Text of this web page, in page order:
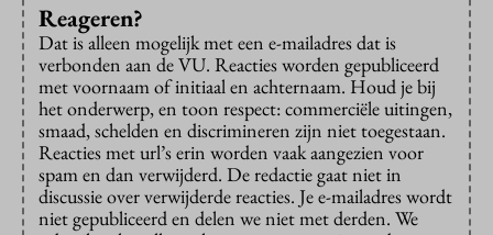
Reageren?
Dat is alleen mogelijk met een e-mailadres dat is
verbonden aan de VU. Reacties worden gepubliceerd
met voornaam of initiaal en achternaam. Houd je bij
het onderwerp, en toon respect: commerciële uitingen,
smaad, schelden en discrimineren zijn niet toegestaan.
Reacties met url’s erin worden vaak aangezien voor
spam en dan verwijderd. De redactie gaat niet in
discussie over verwijderde reacties. Je e-mailadres wordt
niet gepubliceerd en delen we niet met derden. We